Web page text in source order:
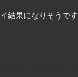
結果になりそうです